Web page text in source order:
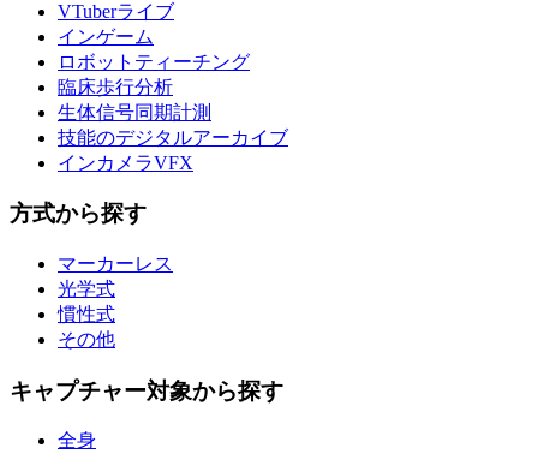
VTuberライブ
インゲーム
ロボットティーチング
臨床歩行分析
生体信号同期計測
技能のデジタルアーカイブ
インカメラVFX
方式から探す
マーカーレス
光学式
慣性式
その他
キャプチャー対象から探す
全身